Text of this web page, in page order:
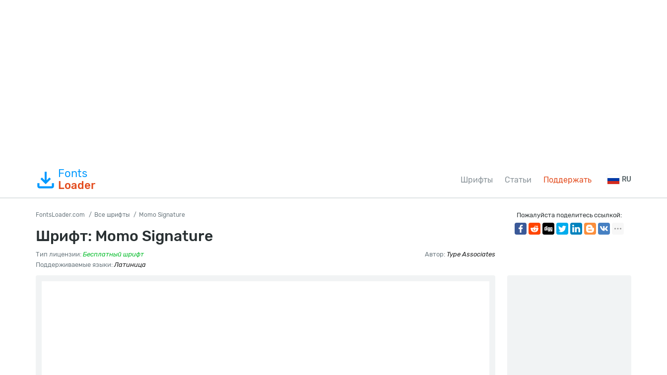
Fonts
Loader
Шрифты Статьи Поддержать RU
FontsLoader.com Все шрифты Momo Signature
Шрифт: Momo Signature
Тип лицензии: Бесплатный шрифт Автор: Type Associates
Поддерживаемые языки:Латиница
Пожалуйста поделитесь ссылкой: